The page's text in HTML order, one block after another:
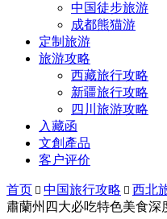
中国徒步旅游
成都熊猫游
定制旅游
旅游攻略
西藏旅行攻略
新疆旅行攻略
四川旅游攻略
入藏函
文創產品
客户评价
首页  中国旅行攻略  西北
肅蘭州四大必吃特色美食深